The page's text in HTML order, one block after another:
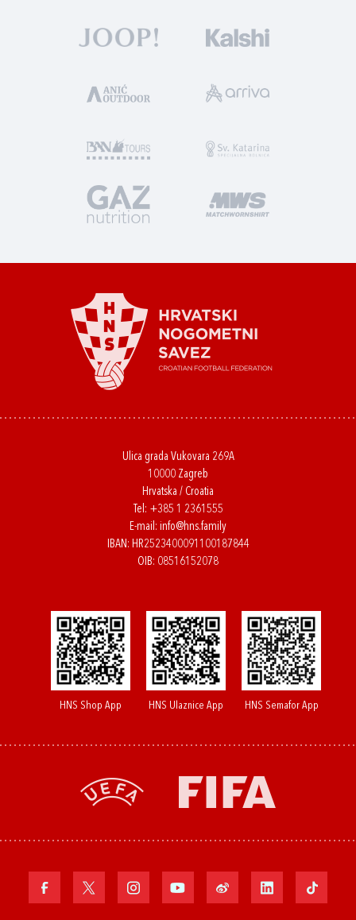
Ulica grada Vukovara 269A
10000 Zagreb
Hrvatska / Croatia
Tel: +385 1 2361555
E-mail: info@hns.family
IBAN: HR2523400091100187844
OIB: 08516152078
HNS Shop App HNS Ulaznice App HNS Semafor App